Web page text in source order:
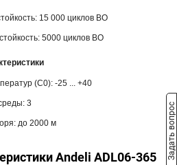
15 000 циклов ВО
5000 циклов ВО
(С0): -25 ... +40
3
до 2000 м
Andeli ADL06-365 Задать вопрос